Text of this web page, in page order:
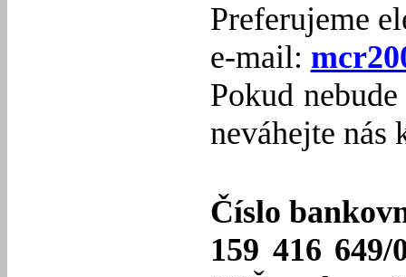
Preferujeme
e-mail:
Pokud
neváhejte nás
Číslo
159 416